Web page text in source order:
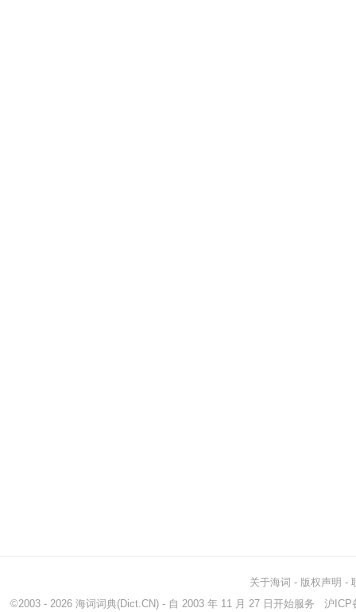
关于海词 - 版权声明 -
©2003 - 2026 海词词典(Dict.CN) - 自 2003 年 11 月 27 日开始服务 沪ICP